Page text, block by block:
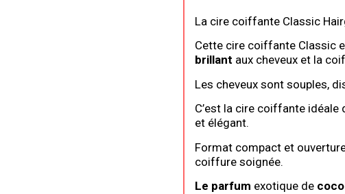
La cire coiffante Classic
Cette cire coiffante Classic
brillant aux cheveux et la
Les cheveux sont souples,
C’est la cire coiffante idéale
et élégant.
Format compact et
coiffure soignée.
Le parfum exotique de coco